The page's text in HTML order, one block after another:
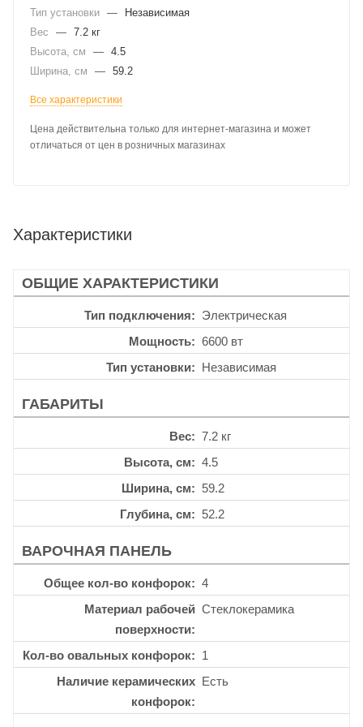
Тип установки —
Независимая
Вес
— 7.2 кг
Высота, см
— 4.5
Ширина, см
— 59.2
Все характеристики
Цена действительна только для интернет-магазина и может
отличаться от цен в розничных магазинах
Характеристики
ОБЩИЕ ХАРАКТЕРИСТИКИ
Тип подключения
Электрическая
Мощность
6600 вт
Тип установки
Независимая
ГАБАРИТЫ
Вес
7.2 кг
Высота, см
4.5
Ширина, см
59.2
Глубина, см
52.2
ВАРОЧНАЯ ПАНЕЛЬ
Общее кол-во конфорок
4
Материал рабочей
поверхности
Стеклокерамика
Кол-во овальных конфорок
1
Наличие керамических
конфорок
Есть